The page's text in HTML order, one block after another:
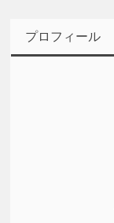
プロフィール